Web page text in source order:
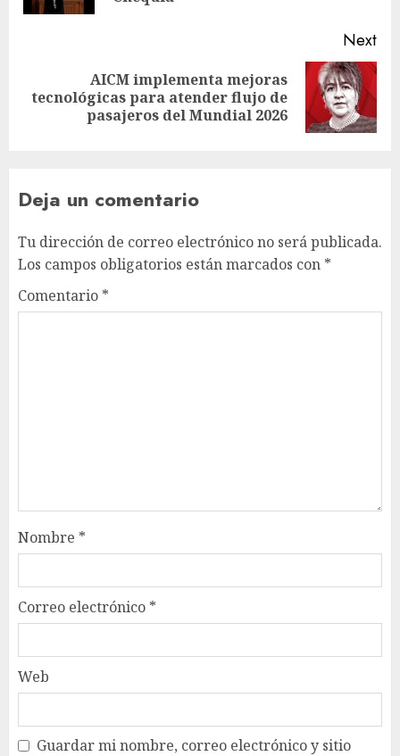
Next
AICM implementa mejoras
tecnológicas para atender flujo de
pasajeros del Mundial 2026
Deja un comentario
Tu dirección de correo electrónico no será publicada.
Los campos obligatorios están marcados con *
Comentario *
Nombre *
Correo electrónico *
Web
Guardar mi nombre, correo electrónico y sitio